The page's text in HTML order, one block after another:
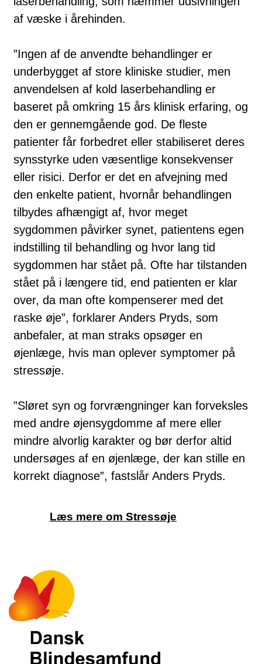
af væske i årehinden.
”Ingen af de anvendte behandlinger er
underbygget af store kliniske studier, men
anvendelsen af kold laserbehandling er
baseret på omkring 15 års klinisk erfaring, og
den er gennemgående god. De fleste
patienter får forbedret eller stabiliseret deres
synsstyrke uden væsentlige konsekvenser
eller risici. Derfor er det en afvejning med
den enkelte patient, hvornår behandlingen
tilbydes afhængigt af, hvor meget
sygdommen påvirker synet, patientens egen
indstilling til behandling og hvor lang tid
sygdommen har stået på. Ofte har tilstanden
stået på i længere tid, end patienten er klar
over, da man ofte kompenserer med det
raske øje”, forklarer Anders Pryds, som
anbefaler, at man straks opsøger en
øjenlæge, hvis man oplever symptomer på
stressøje.
”Sløret syn og forvrængninger kan forveksles
med andre øjensygdomme af mere eller
mindre alvorlig karakter og bør derfor altid
undersøges af en øjenlæge, der kan stille en
korrekt diagnose”, fastslår Anders Pryds.
Læs mere om Stressøje